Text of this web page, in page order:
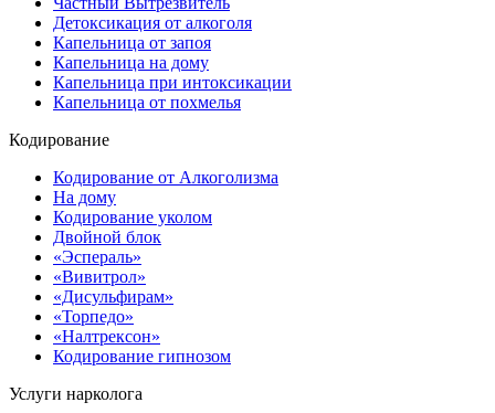
Детоксикация от алкоголя
Капельница от запоя
Капельница на дому
Капельница при интоксикации
Капельница от похмелья
Кодирование
Кодирование от Алкоголизма
На дому
Кодирование уколом
Двойной блок
«Эспераль»
«Вивитрол»
«Дисульфирам»
«Торпедо»
«Налтрексон»
Кодирование гипнозом
Услуги нарколога